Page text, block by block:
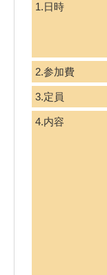
1.日時
2.参加費
3.定員
4.内容